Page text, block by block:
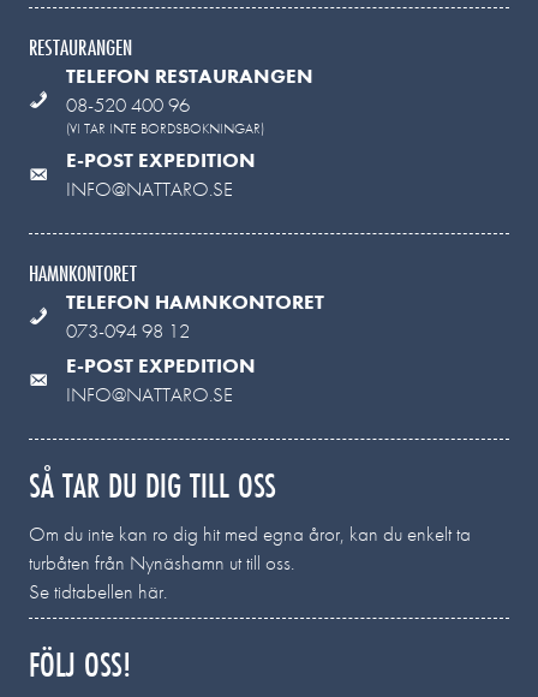
RESTAURANGEN
TELEFON RESTAURANGEN
08-520 400 96
(VI TAR INTE BORDSBOKNINGAR)
E-POST EXPEDITION
INFO@NATTARO.SE
HAMNKONTORET
TELEFON HAMNKONTORET
073-094 98 12
E-POST EXPEDITION
INFO@NATTARO.SE
SÅ TAR DU DIG TILL OSS
Om du inte kan ro dig hit med egna åror, kan du enkelt ta
turbåten från Nynäshamn ut till oss.
Se tidtabellen här.
FÖLJ OSS!